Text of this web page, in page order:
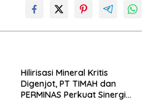
Hilirisasi Mineral Kritis
Digenjot, PT TIMAH dan
PERMINAS Perkuat Sinergi